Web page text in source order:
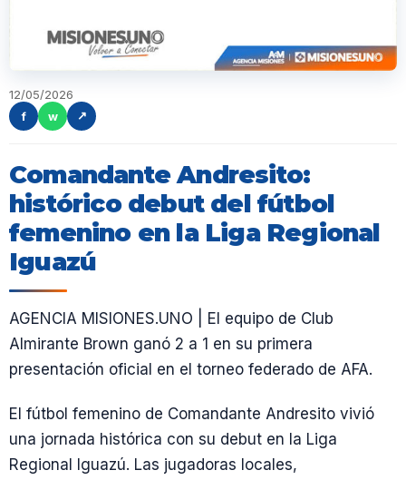
12/05/2026
f
w ↗
Comandante Andresito:
histórico debut del fútbol
femenino en la Liga Regional
Iguazú
AGENCIA MISIONES.UNO | El equipo de Club
Almirante Brown ganó 2 a 1 en su primera
presentación oficial en el torneo federado de AFA.
El fútbol femenino de Comandante Andresito vivió
una jornada histórica con su debut en la Liga
Regional Iguazú. Las jugadoras locales,